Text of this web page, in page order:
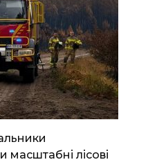
масштабні лісові